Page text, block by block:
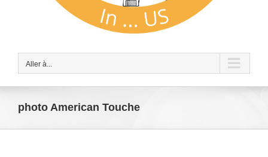
Aller à...
photo American Touche